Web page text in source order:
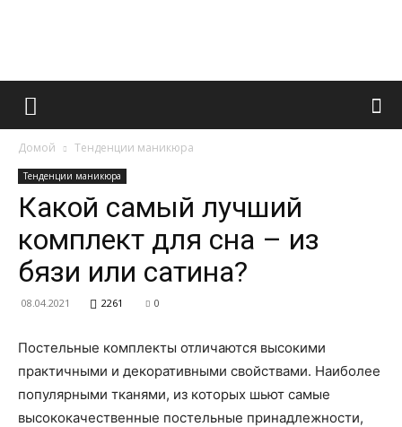
Французский
о
Домой Тенденции маникюра
Тенденции маникюра
Какой самый лучший
комплект для сна – из
бязи или сатина?
08.04.2021 2261 0
Постельные комплекты отличаются высокими
практичными и декоративными свойствами. Наиболее
популярными тканями, из которых шьют самые
высококачественные постельные принадлежности,